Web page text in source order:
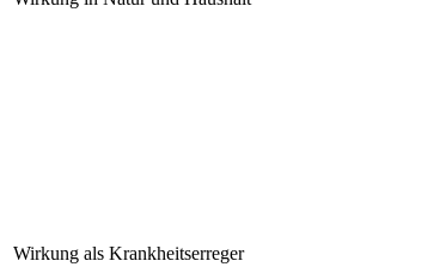
Wirkung als Krankheitserreger